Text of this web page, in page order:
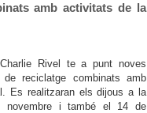
amb activitats de la
Charlie Rivel te a punt noves
reciclatge combinats amb
Es realitzaran els dijous a la
novembre i també el 14 de